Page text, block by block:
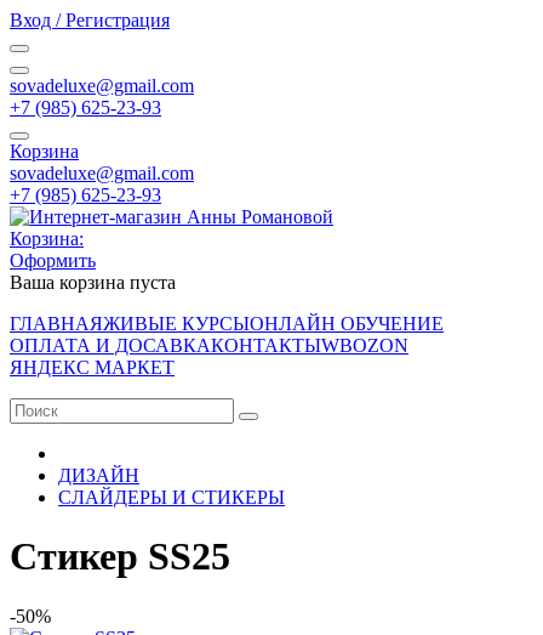
Вход / Регистрация
sovadeluxe@gmail.com
‭+7 (985) 625-23-93‬
Корзина
sovadeluxe@gmail.com
‭+7 (985) 625-23-93‬
Корзина:
Оформить
Ваша корзина пуста
ГЛАВНАЯЖИВЫЕ КУРСЫОНЛАЙН ОБУЧЕНИЕ
ОПЛАТА И ДОСАВКАКОНТАКТЫWBOZON
ЯНДЕКС МАРКЕТ
ДИЗАЙН
СЛАЙДЕРЫ И СТИКЕРЫ
Стикер SS25
-50%